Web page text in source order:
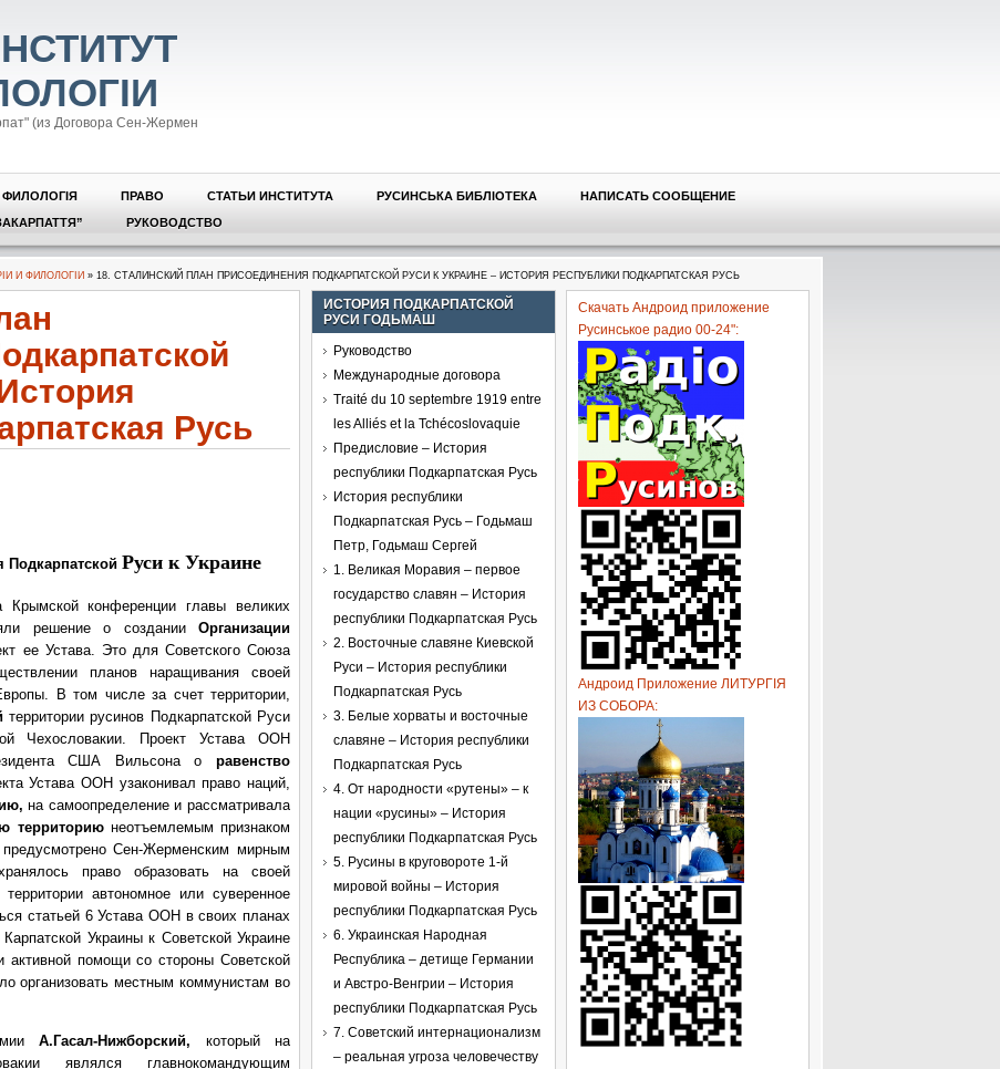
(из Договора Сен-Жермен
ФИЛОЛОГІЯ ПРАВО СТАТЬИ ИНСТИТУТА РУСИНСЬКА БИБЛІОТЕКА
НАПИСАТЬ СООБЩЕНИЕ
РУКОВОДСТВО
И ФИЛОЛОГІИ » 18. СТАЛИНСКИЙ ПЛАН ПРИСОЕДИНЕНИЯ ПОДКАРПАТСКОЙ РУСИ К УКРАИНЕ – ИСТОРИЯ РЕСПУБЛИКИ ПОДКАРПАТСКАЯ РУСЬ
Русь
Подкарпатской Руси к Украине
конференции главы великих
решение о создании
Организации
ее Устава. Это для Советского Союза
планов наращивания своей
В том числе за счет территории,
территории русинов Подкарпатской Руси
Чехословакии. Проект Устава ООН
США Вильсона о
равенство
Устава ООН узаконивал право наций,
на самоопределение и рассматривала
территорию неотъемлемым признаком
Сен-Жерменским мирным
право образовать на своей
автономное или суверенное
статьей 6 Устава ООН в своих планах
Украины к Советской Украине
активной помощи со стороны Советской
организовать местным коммунистам во
А.Гасал-Нижборский,
который на
являлся главнокомандующим
ИСТОРИЯ ПОДКАРПАТСКОЙ
РУСИ ГОДЬМАШ
Руководство
Международные договора
Traité du 10 septembre 1919 entre
les Alliés et la Tchécoslovaquie
Предисловие – История
республики Подкарпатская Русь
История республики
Подкарпатская Русь – Годьмаш
Петр, Годьмаш Сергей
1. Великая Моравия – первое
государство славян – История
республики Подкарпатская Русь
2. Восточные славяне Киевской
Руси – История республики
Подкарпатская Русь
3. Белые хорваты и восточные
славяне – История республики
Подкарпатская Русь
4. От народности «рутены» – к
нации «русины» – История
республики Подкарпатская Русь
5. Русины в круговороте 1-й
мировой войны – История
республики Подкарпатская Русь
6. Украинская Народная
Республика – детище Германии
и Австро-Венгрии – История
республики Подкарпатская Русь
7. Советский интернационализм
– реальная угроза человечеству
Скачать Андроид приложение
Русинськое радио 00-24":
Андроид Приложение ЛИТУРГІЯ
ИЗ СОБОРА: